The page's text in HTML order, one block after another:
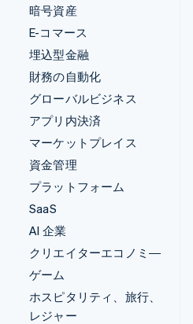
暗号資産
E-コマース
埋込型金融
財務の自動化
グローバルビジネス
アプリ内決済
マーケットプレイス
資金管理
プラットフォーム
SaaS
AI 企業
クリエイターエコノミ―
ゲーム
ホスピタリティ、旅行、
レジャー